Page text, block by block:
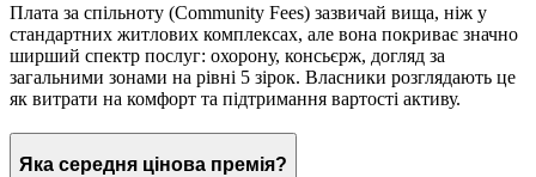
Плата за спільноту (Community Fees) зазвичай вища, ніж у
стандартних житлових комплексах, але вона покриває значно
ширший спектр послуг: охорону, консьєрж, догляд за
загальними зонами на рівні 5 зірок. Власники розглядають це
як витрати на комфорт та підтримання вартості активу.
Яка середня цінова премія?